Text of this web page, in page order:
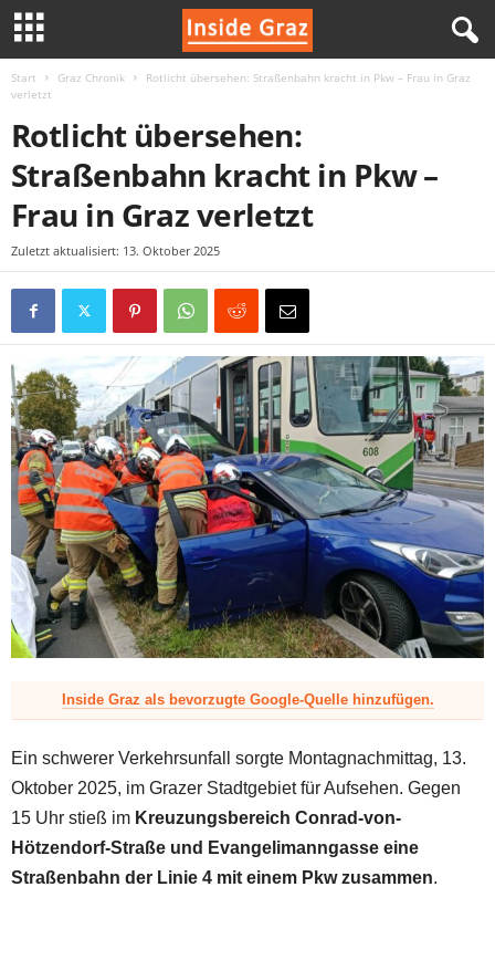
Start Graz Chronik
Rotlicht übersehen: Straßenbahn kracht in Pkw – Frau in Graz
verletzt
Rotlicht übersehen:
Straßenbahn kracht in Pkw –
Frau in Graz verletzt
Zuletzt aktualisiert: 13. Oktober 2025
Inside Graz als bevorzugte Google-Quelle hinzufügen.
Ein schwerer Verkehrsunfall sorgte Montagnachmittag, 13.
Oktober 2025, im Grazer Stadtgebiet für Aufsehen. Gegen
15 Uhr stieß im Kreuzungsbereich Conrad-von-
Hötzendorf-Straße und Evangelimanngasse eine
Straßenbahn der Linie 4 mit einem Pkw zusammen.